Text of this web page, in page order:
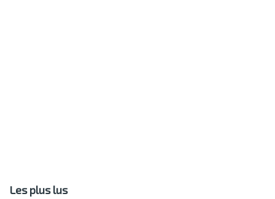
Les plus lus